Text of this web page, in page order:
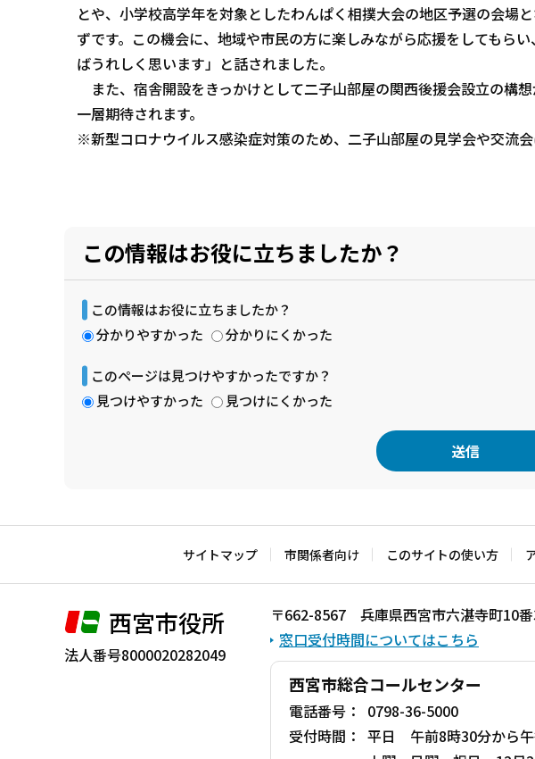
とや、小学校高学年を対象としたわんぱく相撲大会の地区予選の会場
ずです。この機会に、地域や市民の方に楽しみながら応援をしてもら
ばうれしく思います」と話されました。
また、宿舎開設をきっかけとして二子山部屋の関西後援会設立の構
一層期待されます。
※新型コロナウイルス感染症対策のため、二子山部屋の見学会や交流会
この情報はお役に立ちましたか？
この情報はお役に立ちましたか？
分かりやすかった
分かりにくかった
このページは見つけやすかったですか？
見つけやすかった
見つけにくかった
文
で
サイトマップ 市関係者向け このサイトの使い方
西宮市役所
法人番号8000020282049
〒662-8567 兵庫県西宮市六湛寺町10番
窓口受付時間についてはこちら
西宮市総合コールセンター
電話番号：
0798-36-5000
受付時間： 平日 午前8時30分から